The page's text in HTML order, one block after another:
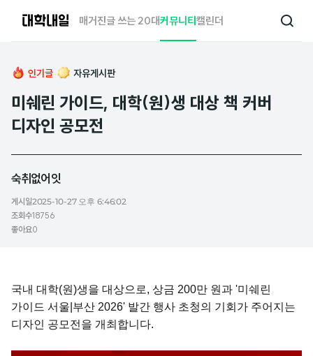
매거진글 쓰는 20대커뮤니티캘린더
검
인기글 자유게시판
미쉐린 가이드, 대학(원)생 대상 책 커버
디자인 공모전
숙취없어잇
게시일2025-10-27 오후 6:46:02
조회수18756
좋아요0
국내 대학(원)생을 대상으로, 상금 200만 원과 '미쉐린
가이드 서울|부산 2026' 발간 행사 초청의 기회가 주어지는
디자인 공모전을 개최합니다.